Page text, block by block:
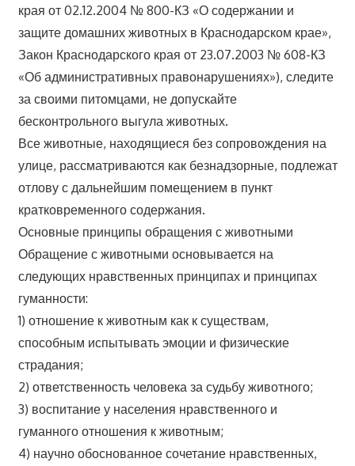
края от 02.12.2004 № 800-КЗ «О содержании и
защите домашних животных в Краснодарском крае»,
Закон Краснодарского края от 23.07.2003 № 608-КЗ
«Об административных правонарушениях»), следите
за своими питомцами, не допускайте
бесконтрольного выгула животных.
Все животные, находящиеся без сопровождения на
улице, рассматриваются как безнадзорные, подлежат
отлову с дальнейшим помещением в пункт
кратковременного содержания.
Основные принципы обращения с животными
Обращение с животными основывается на
следующих нравственных принципах и принципах
гуманности:
1) отношение к животным как к существам,
способным испытывать эмоции и физические
страдания;
2) ответственность человека за судьбу животного;
3) воспитание у населения нравственного и
гуманного отношения к животным;
4) научно обоснованное сочетание нравственных,